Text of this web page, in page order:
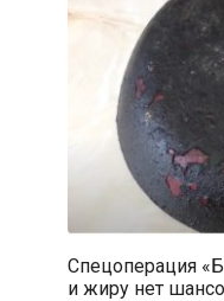
Спецоперация
и жиру нет